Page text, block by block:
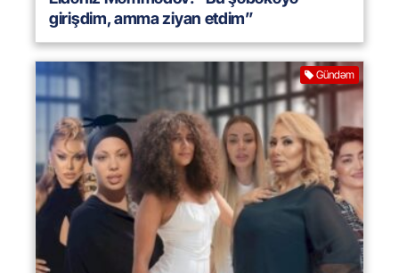
girişdim, amma ziyan etdim”
Gündəm